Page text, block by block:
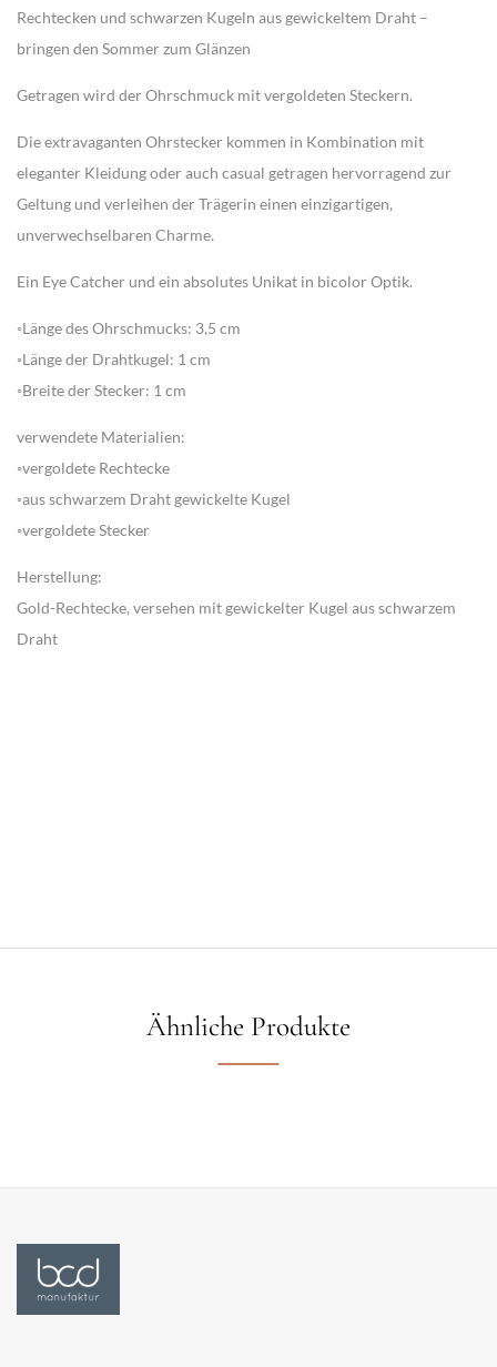
Rechtecken und schwarzen Kugeln aus gewickeltem Draht –
bringen den Sommer zum Glänzen
Getragen wird der Ohrschmuck mit vergoldeten Steckern.
Die extravaganten Ohrstecker kommen in Kombination mit
eleganter Kleidung oder auch casual getragen hervorragend zur
Geltung und verleihen der Trägerin einen einzigartigen,
unverwechselbaren Charme.
Ein Eye Catcher und ein absolutes Unikat in bicolor Optik.
◦Länge des Ohrschmucks: 3,5 cm
◦Länge der Drahtkugel: 1 cm
◦Breite der Stecker: 1 cm
verwendete Materialien:
◦vergoldete Rechtecke
◦aus schwarzem Draht gewickelte Kugel
◦vergoldete Stecker
Herstellung:
Gold-Rechtecke, versehen mit gewickelter Kugel aus schwarzem
Draht
Ähnliche Produkte